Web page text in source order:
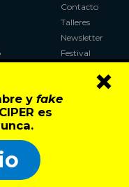
y fake
es
×
Contacto
Talleres
Newsletter
Festival